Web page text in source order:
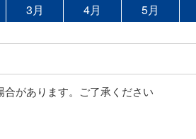
3月 4月 5月
があります。ご了承ください